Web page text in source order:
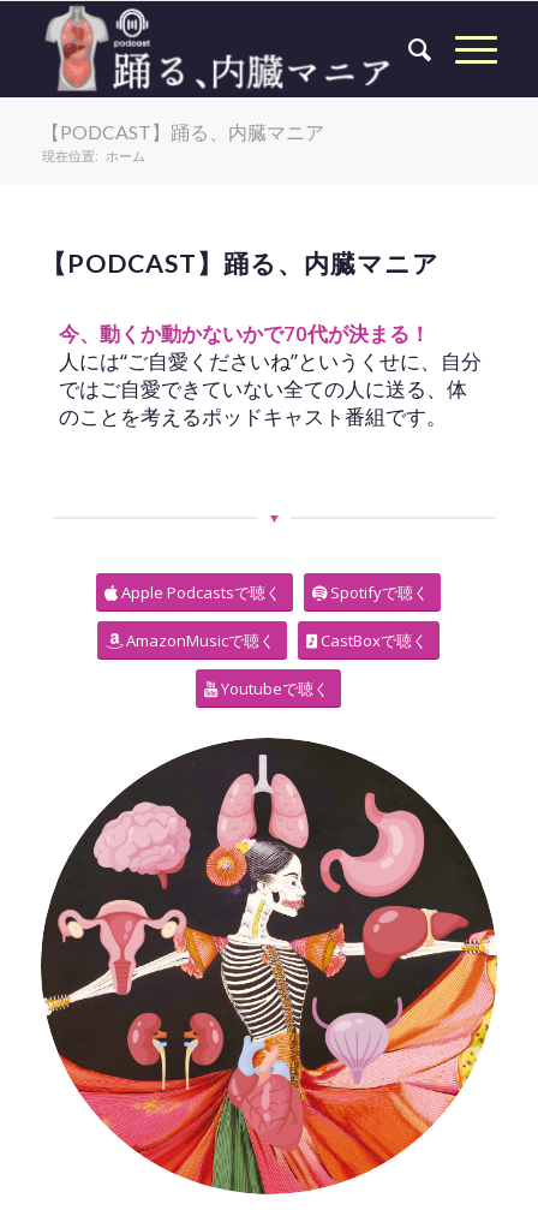
【PODCAST】踊る、内臓マニア
現在位置: ホーム
【PODCAST】踊る、内臓マニア
今、動くか動かないかで70代が決まる！
人には“ご自愛くださいね”というくせに、自分
ではご自愛できていない全ての人に送る、体
のことを考えるポッドキャスト番組です。
Apple Podcastsで聴く Spotifyで聴く
AmazonMusicで聴く CastBoxで聴く
Youtubeで聴く